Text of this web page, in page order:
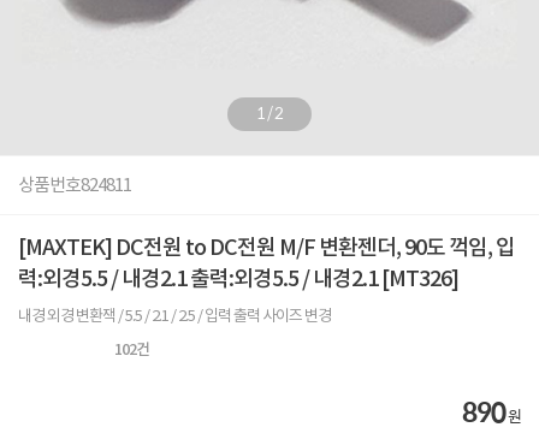
1/2
상품번호824811
[MAXTEK] DC전원 to DC전원 M/F 변환젠더, 90도 꺽임, 입
력:외경5.5 / 내경2.1 출력:외경5.5 / 내경2.1 [MT326]
내경 외경 변환잭 / 5.5 / 2.1 / 2.5 / 입력 출력 사이즈 변경
102건
890원